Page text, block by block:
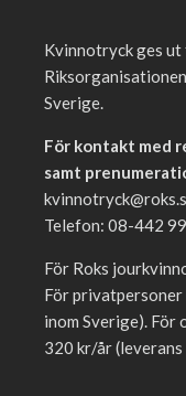
Kvinnotryck ges ut
Sverige.
För kontakt med
samt
Telefon: 08-442
För Roks
För
inom Sverige).
320 kr/år (leverans